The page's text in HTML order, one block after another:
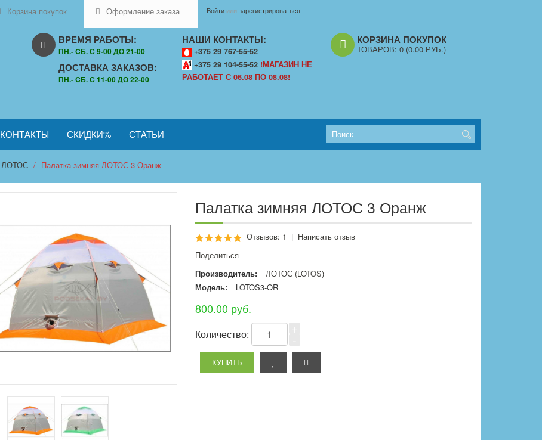
Корзина покупок Оформление заказа Войти илизарегистрироваться
ВРЕМЯ РАБОТЫ:
ПН.- CБ. С 9-00 ДО 21-00
ДОСТАВКА ЗАКАЗОВ:
ПН.- CБ. С 11-00 ДО 22-00
НАШИ КОНТАКТЫ:
+375 29 767-55-52
+375 29 104-55-52 !МАГАЗИН НЕ
РАБОТАЕТ С 06.08 ПО 08.08!
КОРЗИНА ПОКУПОК
ТОВАРОВ: 0 (0.00 РУБ.)
КОНТАКТЫ СКИДКИ% СТАТЬИ
ЛОТОС Палатка зимняя ЛОТОС 3 Оранж
Палатка зимняя ЛОТОС 3 Оранж
Отзывов: 1 | Написать отзыв
Поделиться
Производитель:
ЛОТОС (LOTOS)
Модель:
LOTOS3-OR
800.00 руб.
Количество: